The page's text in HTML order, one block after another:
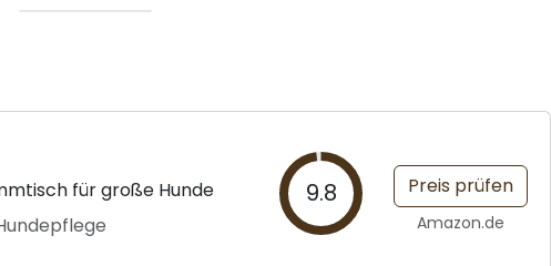
für große Hunde
9.8 Preis prüfen
Amazon.de